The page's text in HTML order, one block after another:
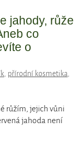
jahody, růže
co
o
, přírodní kosmetika,
růžím, jejich vůni
jahoda není